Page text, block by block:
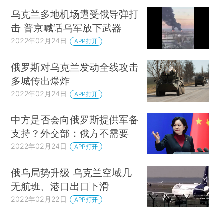
乌克兰多地机场遭受俄导弹打
击 普京喊话乌军放下武器
2022年02月24日 APP打开
俄罗斯对乌克兰发动全线攻击
多城传出爆炸
2022年02月24日 APP打开
中方是否会向俄罗斯提供军备
支持？外交部：俄方不需要
2022年02月24日 APP打开
俄乌局势升级 乌克兰空域几
无航班、港口出口下滑
2022年02月22日 APP打开